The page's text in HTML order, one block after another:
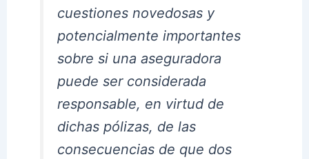
cuestiones novedosas y
potencialmente importantes
sobre si una aseguradora
puede ser considerada
responsable, en virtud de
dichas pólizas, de las
consecuencias de que dos